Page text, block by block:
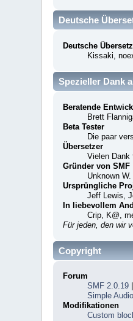
Deutsche
Deutsche
Kissaki,
Spezieller Dank
Beratende
Brett
Beta Tester
Die paar
Übersetzer
Vielen Dank
Gründer von SMF
Unknown
Ursprüngliche
Jeff Lewis,
In liebevollem
Crip, K@,
Für jeden, den wir
Copyright
Forum
SMF 2.0.19|
Simple
Modifikationen
Custom